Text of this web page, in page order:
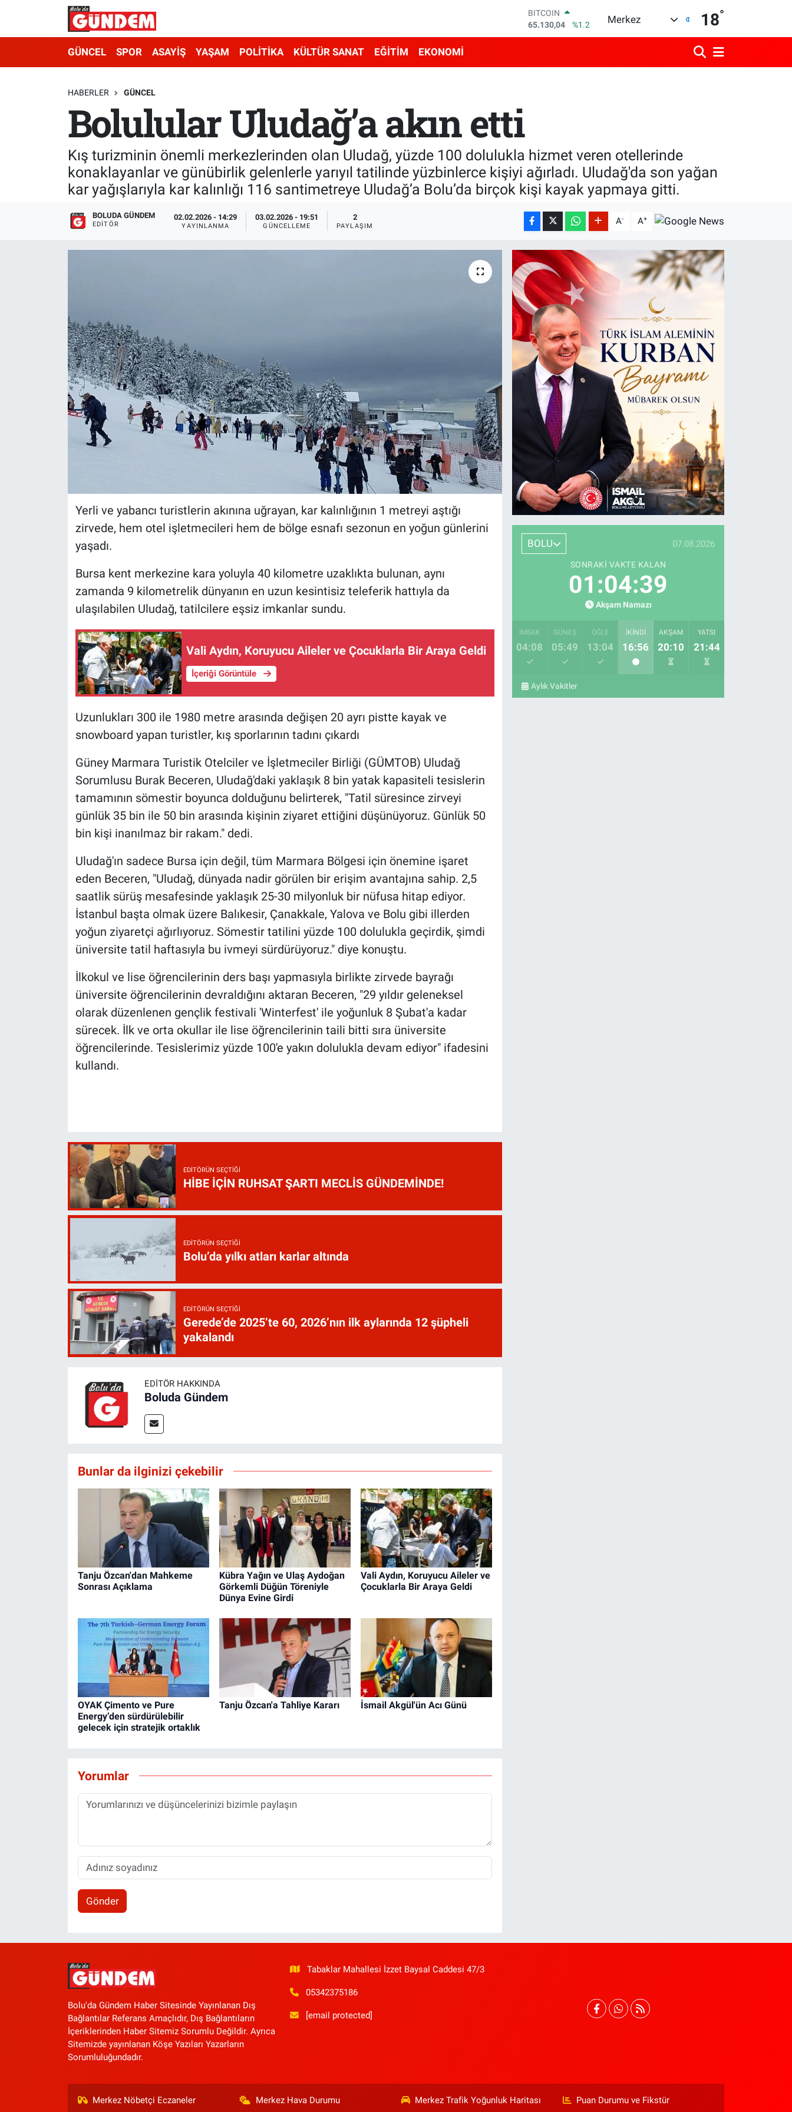
DOLAR
47,7106
%0.17
Merkez 18°
GÜNCEL SPOR ASAYİŞ YAŞAM POLİTİKA KÜLTÜR SANAT EĞİTİM EKONOMİ
HABERLER GÜNCEL
Bolulular Uludağ’a akın etti
Kış turizminin önemli merkezlerinden olan Uludağ, yüzde 100 dolulukla hizmet veren otellerinde
konaklayanlar ve günübirlik gelenlerle yarıyıl tatilinde yüzbinlerce kişiyi ağırladı. Uludağ'da son yağan
kar yağışlarıyla kar kalınlığı 116 santimetreye Uludağ’a Bolu’da birçok kişi kayak yapmaya gitti.
BOLUDA GÜNDEM
EDITÖR
02.02.2026 - 14:29
YAYINLANMA
03.02.2026 - 19:51
GÜNCELLEME
2
PAYLAŞIM A- A+
Yerli ve yabancı turistlerin akınına uğrayan, kar kalınlığının 1 metreyi aştığı
zirvede, hem otel işletmecileri hem de bölge esnafı sezonun en yoğun günlerini
yaşadı.
Bursa kent merkezine kara yoluyla 40 kilometre uzaklıkta bulunan, aynı
zamanda 9 kilometrelik dünyanın en uzun kesintisiz teleferik hattıyla da
ulaşılabilen Uludağ, tatilcilere eşsiz imkanlar sundu.
Vali Aydın, Koruyucu Aileler ve Çocuklarla Bir Araya Geldi
İçeriği Görüntüle
Uzunlukları 300 ile 1980 metre arasında değişen 20 ayrı pistte kayak ve
snowboard yapan turistler, kış sporlarının tadını çıkardı
Güney Marmara Turistik Otelciler ve İşletmeciler Birliği (GÜMTOB) Uludağ
Sorumlusu Burak Beceren, Uludağ'daki yaklaşık 8 bin yatak kapasiteli tesislerin
tamamının sömestir boyunca dolduğunu belirterek, "Tatil süresince zirveyi
günlük 35 bin ile 50 bin arasında kişinin ziyaret ettiğini düşünüyoruz. Günlük 50
bin kişi inanılmaz bir rakam." dedi.
Uludağ'ın sadece Bursa için değil, tüm Marmara Bölgesi için önemine işaret
eden Beceren, "Uludağ, dünyada nadir görülen bir erişim avantajına sahip. 2,5
saatlik sürüş mesafesinde yaklaşık 25-30 milyonluk bir nüfusa hitap ediyor.
İstanbul başta olmak üzere Balıkesir, Çanakkale, Yalova ve Bolu gibi illerden
yoğun ziyaretçi ağırlıyoruz. Sömestir tatilini yüzde 100 dolulukla geçirdik, şimdi
üniversite tatil haftasıyla bu ivmeyi sürdürüyoruz." diye konuştu.
İlkokul ve lise öğrencilerinin ders başı yapmasıyla birlikte zirvede bayrağı
üniversite öğrencilerinin devraldığını aktaran Beceren, "29 yıldır geleneksel
olarak düzenlenen gençlik festivali 'Winterfest' ile yoğunluk 8 Şubat'a kadar
sürecek. İlk ve orta okullar ile lise öğrencilerinin taili bitti sıra üniversite
öğrencilerinde. Tesislerimiz yüzde 100'e yakın dolulukla devam ediyor" ifadesini
kullandı.
EDITÖRÜN SEÇTIĞI
HİBE İÇİN RUHSAT ŞARTI MECLİS GÜNDEMİNDE!
EDITÖRÜN SEÇTIĞI
Bolu’da yılkı atları karlar altında
EDITÖRÜN SEÇTIĞI
Gerede’de 2025’te 60, 2026’nın ilk aylarında 12 şüpheli
yakalandı
EDITÖR HAKKINDA
Boluda Gündem
Bunlar da ilginizi çekebilir
Tanju Özcan'dan Mahkeme
Sonrası Açıklama
Kübra Yağın ve Ulaş Aydoğan
Görkemli Düğün Töreniyle
Dünya Evine Girdi
Vali Aydın, Koruyucu Aileler ve
Çocuklarla Bir Araya Geldi
OYAK Çimento ve Pure
Energy’den sürdürülebilir
gelecek için stratejik ortaklık
Tanju Özcan'a Tahliye Kararı İsmail Akgül'ün Acı Günü
Yorumlar
Gönder
BOLU 07.08.2026
SONRAKI VAKTE KALAN
01:04:38
Akşam Namazı
İMSAK
04:08
GÜNEŞ
05:49
ÖĞLE
13:04
İKINDI
16:56
AKŞAM
20:10
YATSI
21:44
Aylık Vakitler
Bolu'da Gündem Haber Sitesinde Yayınlanan Dış
Bağlantılar Referans Amaçlıdır, Dış Bağlantıların
İçeriklerinden Haber Sitemiz Sorumlu Değildir. Ayrıca
Sitemizde yayınlanan Köşe Yazıları Yazarların
Sorumluluğundadır.
Tabaklar Mahallesi İzzet Baysal Caddesi 47/3
05342375186
[email protected]
Merkez Nöbetçi Eczaneler Merkez Hava Durumu Merkez Trafik Yoğunluk Haritası Puan Durumu ve Fikstür
Merkez Nöbetçi Eczaneler
Süper Lig Puan Durumu ve Fikstür
Tüm Manşetler
Son Dakika Haberleri
Haber Arşivi